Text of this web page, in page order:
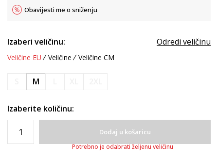
Obavijesti me o sniženju
Izaberi veličinu: Odredi veličinu
Veličine EU Veličine Veličine CM
M
Izaberite količinu:
Dodaj u košaricu
Potrebno je odabrati željenu veličinu